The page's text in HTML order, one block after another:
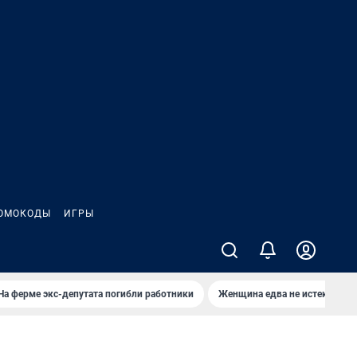
ИГРЫ
ферме экс-депутата погибли работники Женщина едва не истекла